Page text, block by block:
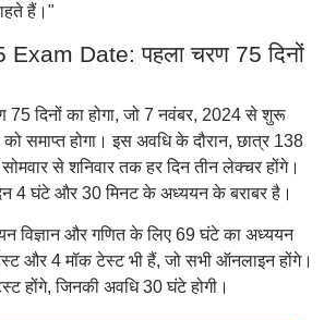
हैं।"
Date: पहला चरण 75 दिनों
75 दिनों का होगा, जो 7 नवंबर, 2024 से शुरू
समाप्त होगा। इस अवधि के दौरान, छात्र 138
से शनिवार तक हर दिन तीन लेक्चर होंगे।
4 घंटे और 30 मिनट के अध्ययन के बराबर है।
विज्ञान और गणित के लिए 69 घंटे का अध्ययन
और 4 मॉक टेस्ट भी हैं, जो सभी ऑनलाइन होंगे।
होंगे, जिनकी अवधि 30 घंटे होगी।